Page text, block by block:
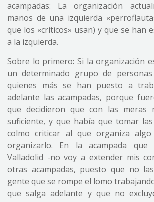
acampadas: La organización
manos de una izquierda
que los «críticos» usan) y que se han
a la izquierda.
Sobre lo primero: Si la organización
un determinado grupo de
quienes más se han puesto a
adelante las acampadas, porque
que decidieron que con las meras
suficiente, y que había que tomar
colmo criticar al que organiza
organizarlo. En la acampada que
Valladolid -no voy a extender mis
otras acampadas, puesto que no
gente que se rompe el lomo
que salga adelante y que no